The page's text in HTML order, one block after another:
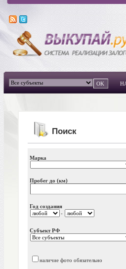
Поиск
Марка
Пробег до (км)
Год создания
-
Субъект РФ
наличие фото обязательно